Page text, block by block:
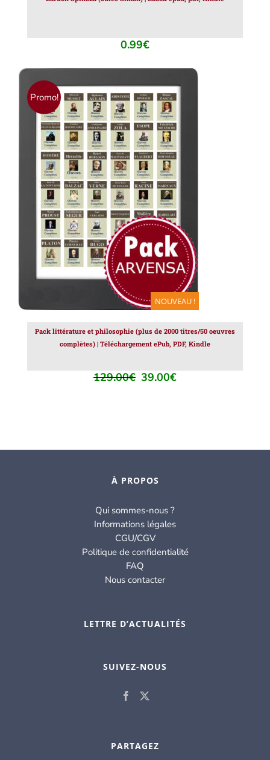
0.99€
Promo!
NOUVEAU !
AJOUTER AU PANIER / DÉTAILS
Pack littérature et philosophie (plus de 2000 titres/50 oeuvres
complètes) | Téléchargement ePub, PDF, Kindle
129.00€ Le
39.00€Le
À PROPOS
Qui sommes-nous ?
Informations légales
CGU/CGV
Politique de confidentialité
FAQ
Nous contacter
LETTRE D’ACTUALITÉS
SUIVEZ-NOUS
PARTAGEZ